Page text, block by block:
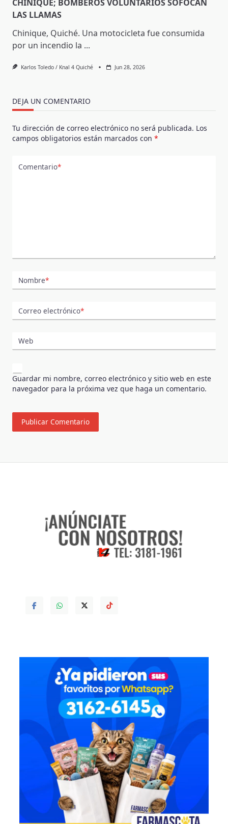
CHINIQUE; BOMBEROS VOLUNTARIOS SOFOCAN
LAS LLAMAS
Chinique, Quiché. Una motocicleta fue consumida
por un incendio la ...
Karlos Toledo / Knal 4 Quiché Jun 28, 2026
DEJA UN COMENTARIO
Tu dirección de correo electrónico no será publicada. Los
campos obligatorios están marcados con *
Comentario*
Nombre*
Correo electrónico*
Web
Guardar mi nombre, correo electrónico y sitio web en este
navegador para la próxima vez que haga un comentario.